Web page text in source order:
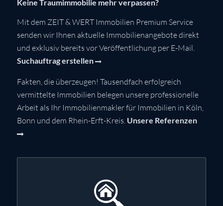
Keine Traumimmobilie mehr verpassen?
Mit dem ZEIT & WERT Immobilien Premium Service
senden wir Ihnen aktuelle Immobilienangebote direkt
und exklusiv bereits vor Veröffentlichung per E-Mail.
Suchauftrag erstellen
Fakten, die überzeugen! Tausendfach erfolgreich
vermittelte Immobilien belegen unsere professionelle
Arbeit als Ihr Immobilienmakler für Immobilien in Köln,
Bonn und dem Rhein-Erft-Kreis. Unsere Referenzen